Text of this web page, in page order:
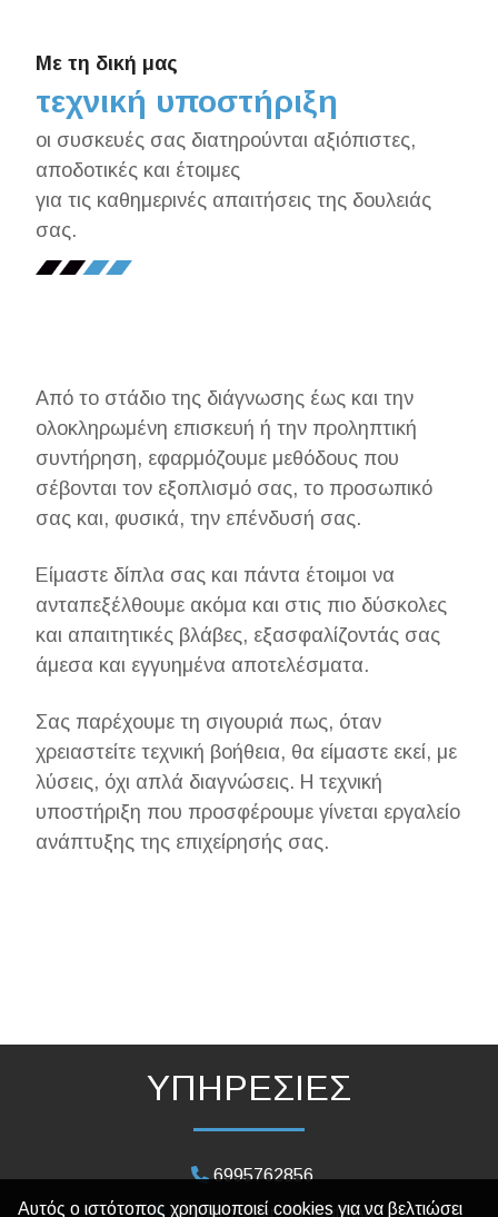
Με τη δική μας
τεχνική υποστήριξη
οι συσκευές σας διατηρούνται αξιόπιστες,
αποδοτικές και έτοιμες
για τις καθημερινές απαιτήσεις της δουλειάς
σας.
Από το στάδιο της διάγνωσης έως και την
ολοκληρωμένη επισκευή ή την προληπτική
συντήρηση, εφαρμόζουμε μεθόδους που
σέβονται τον εξοπλισμό σας, το προσωπικό
σας και, φυσικά, την επένδυσή σας.
Είμαστε δίπλα σας και πάντα έτοιμοι να
ανταπεξέλθουμε ακόμα και στις πιο δύσκολες
και απαιτητικές βλάβες, εξασφαλίζοντάς σας
άμεσα και εγγυημένα αποτελέσματα.
Σας παρέχουμε τη σιγουριά πως, όταν
χρειαστείτε τεχνική βοήθεια, θα είμαστε εκεί, με
λύσεις, όχι απλά διαγνώσεις. Η τεχνική
υποστήριξη που προσφέρουμε γίνεται εργαλείο
ανάπτυξης της επιχείρησής σας.
ΥΠΗΡΕΣΙΕΣ
6995762856
Κολοκοτρώνη 39, Καβάλα
Αυτός ο ιστότοπος χρησιμοποιεί cookies για να βελτιώσει